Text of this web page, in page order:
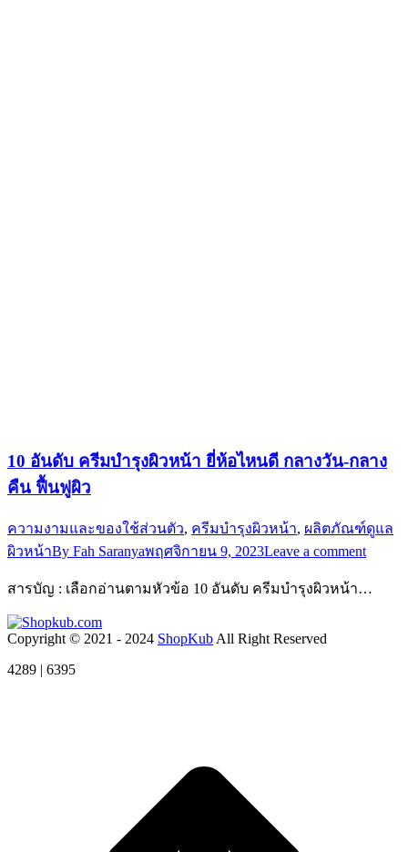
10 อันดับ ครีมบํารุงผิวหน้า ยี่ห้อไหนดี กลางวัน-กลาง
คืน ฟื้นฟูผิว
ความงามและของใช้ส่วนตัว, ครีมบํารุงผิวหน้า, ผลิตภัณฑ์ดูแล
ผิวหน้าBy Fah Saranyaพฤศจิกายน 9, 2023Leave a comment
สารบัญ : เลือกอ่านตามหัวข้อ 10 อันดับ ครีมบํารุงผิวหน้า…
Copyright © 2021 - 2024 ShopKub All Right Reserved
4289 | 6395